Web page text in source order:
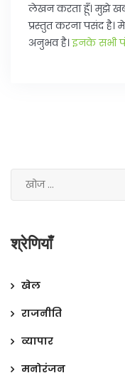
लेखन करता हूँ। मुझे
प्रस्तुत करना पसंद है।
अनुभव है।इनके सभी
श्रेणियाँ
खेल
राजनीति
व्यापार
मनोरंजन